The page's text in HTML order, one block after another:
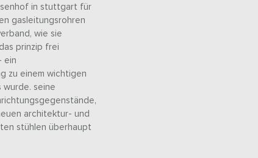
in stuttgart für
gasleitungsrohren
wie sie
prinzip frei
ein
zu einem wichtigen
wurde. seine
architektur- und
stühlen überhaupt